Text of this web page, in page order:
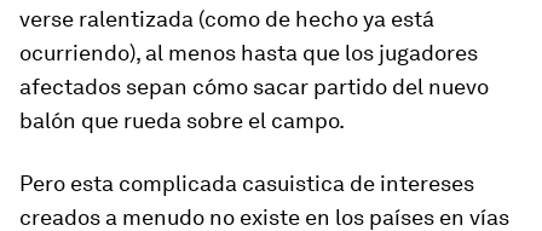
verse ralentizada (como de hecho ya está
ocurriendo), al menos hasta que los jugadores
afectados sepan cómo sacar partido del nuevo
balón que rueda sobre el campo.
Pero esta complicada casuistica de intereses
creados a menudo no existe en los países en vías